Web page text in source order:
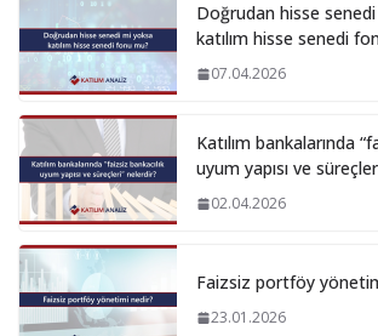
Doğrudan hisse
katılım hisse senedi
07.04.2026
Katılım bankalarında
uyum yapısı ve
02.04.2026
Faizsiz portföy
23.01.2026